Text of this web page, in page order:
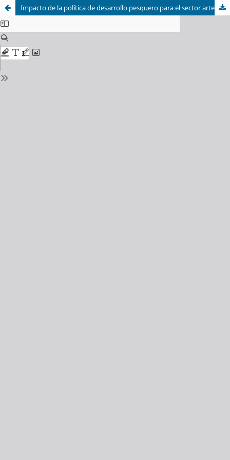
Impacto de la política de desarrollo pesquero para el sector artesanal en la provincia de El Oro desde el neoinstitucionalismo